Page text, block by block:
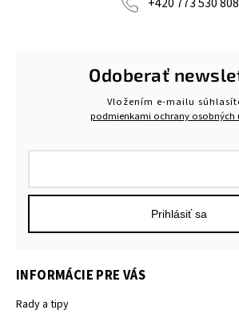
Odoberať
Vložením e-mailu
podmienkami ochrany osobných
Prihlásiť sa
INFORMÁCIE PRE VÁS
Rady a tipy